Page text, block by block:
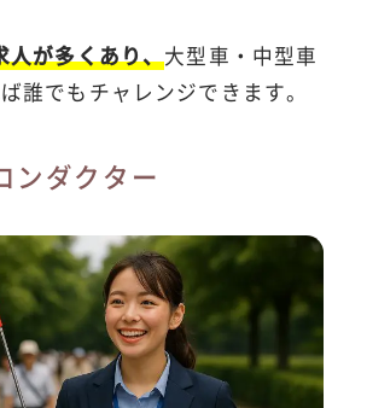
人が多くあり、大型車・中型車
誰でもチャレンジできます。
ンダクター